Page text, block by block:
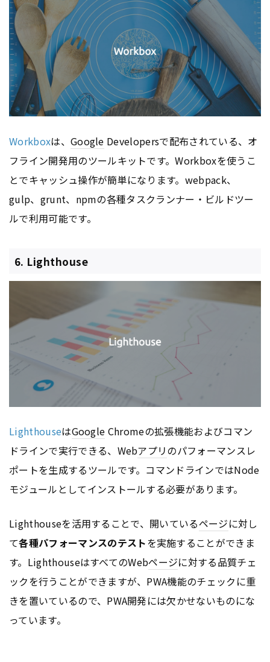
Workboxは、 Google Developersで配布されている、オ
フライン開発用のツールキットです。Workboxを使うこ
とでキャッシュ操作が簡単になります。webpack、
gulp、grunt、npmの各種タスクランナー・ビルドツー
ルで利用可能です。
6. Lighthouse
LighthouseはGoogle Chromeの拡張機能およびコマン
ドラインで実行できる、Webアプリのパフォーマンスレ
ポートを生成するツールです。コマンドラインではNode
モジュールとしてインストールする必要があります。
Lighthouseを活用することで、開いているページに対し
て各種パフォーマンスのテストを実施することができま
す。LighthouseはすべてのWebページに対する品質チェ
ックを行うことができますが、PWA機能のチェックに重
きを置いているので、PWA開発には欠かせないものにな
っています。